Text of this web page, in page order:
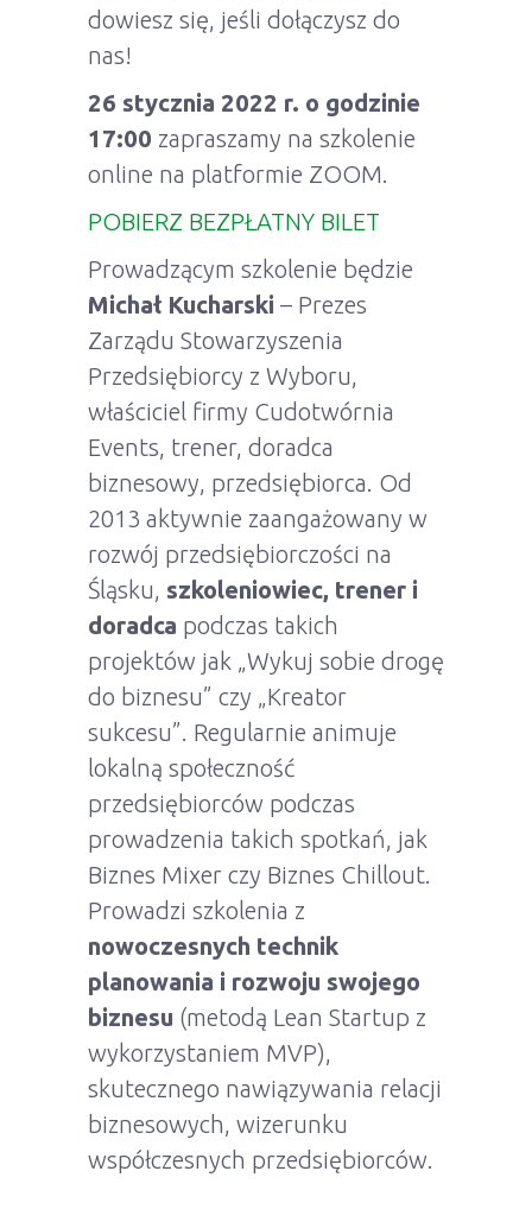
dowiesz się, jeśli dołączysz do
nas!
26 stycznia 2022 r. o godzinie
17:00 zapraszamy na szkolenie
online na platformie ZOOM.
POBIERZ BEZPŁATNY BILET
Prowadzącym szkolenie będzie
Michał Kucharski – Prezes
Zarządu Stowarzyszenia
Przedsiębiorcy z Wyboru,
właściciel firmy Cudotwórnia
Events, trener, doradca
biznesowy, przedsiębiorca. Od
2013 aktywnie zaangażowany w
rozwój przedsiębiorczości na
Śląsku, szkoleniowiec, trener i
doradca podczas takich
projektów jak „Wykuj sobie drogę
do biznesu” czy „Kreator
sukcesu”. Regularnie animuje
lokalną społeczność
przedsiębiorców podczas
prowadzenia takich spotkań, jak
Biznes Mixer czy Biznes Chillout.
Prowadzi szkolenia z
nowoczesnych technik
planowania i rozwoju swojego
biznesu (metodą Lean Startup z
wykorzystaniem MVP),
skutecznego nawiązywania relacji
biznesowych, wizerunku
współczesnych przedsiębiorców.